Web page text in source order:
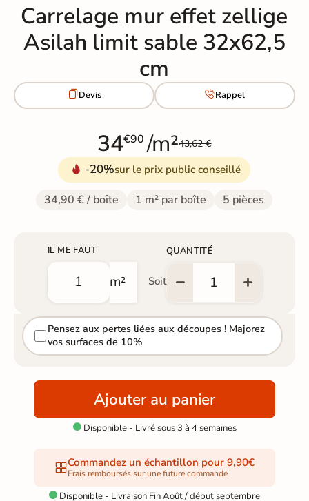
Carrelage mur effet zellige
Asilah limit sable 32x62,5
cm
Devis Rappel
34€90 /m²43,62 €
-20%sur le prix public conseillé
34,90 € / boîte 1 m² par boîte 5 pièces
IL ME FAUT
m² Soit
QUANTITÉ
Pensez aux pertes liées aux découpes ! Majorez
vos surfaces de 10%
Ajouter au panier
Disponible - Livré sous 3 à 4 semaines
Commandez un échantillon pour 9,90€
Frais remboursés sur une future commande
 Disponible - Livraison Fin Août / début septembre